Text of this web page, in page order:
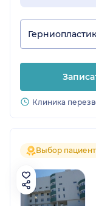
Клиника
Выбор